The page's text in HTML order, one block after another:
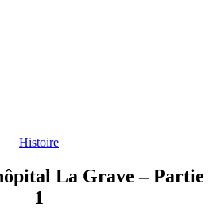
Histoire
La Grave – Partie
1